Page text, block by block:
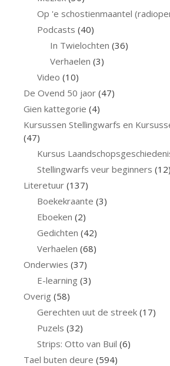
Op 'e schostienmaantel
Podcasts (40)
In Twielochten (36)
Verhaelen (3)
Video (10)
De Ovend 50 jaor (47)
Gien kattegorie (4)
Kursussen Stellingwarfs en
(47)
Kursus
Stellingwarfs veur beginners (12)
Literetuur (137)
Boekekraante (3)
Eboeken (2)
Gedichten (42)
Verhaelen (68)
Onderwies (37)
E-learning (3)
Overig (58)
Gerechten uut de streek(17)
Puzels (32)
Strips: Otto van Buil (6)
Tael buten deure (594)